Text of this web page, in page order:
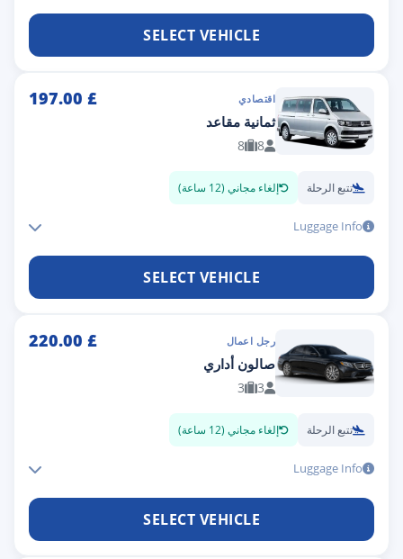
SELECT VEHICLE
اقتصادي £
197.00
ثمانية مقاعد
8
8
تتبع الرحلة إلغاء مجاني (12 ساعة)
Luggage Info
SELECT VEHICLE
رجل اعمال £
220.00
صالون أداري
3
3
تتبع الرحلة إلغاء مجاني (12 ساعة)
Luggage Info
SELECT VEHICLE